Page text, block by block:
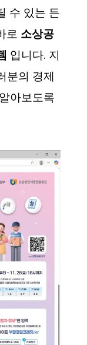
수 있는 든
로 소상공
입니다. 지
분의 경제
아보도록